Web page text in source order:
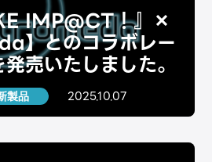
IMP@CT！』×
】とのコラボレー
売いたしました。
製品 2025.10.07